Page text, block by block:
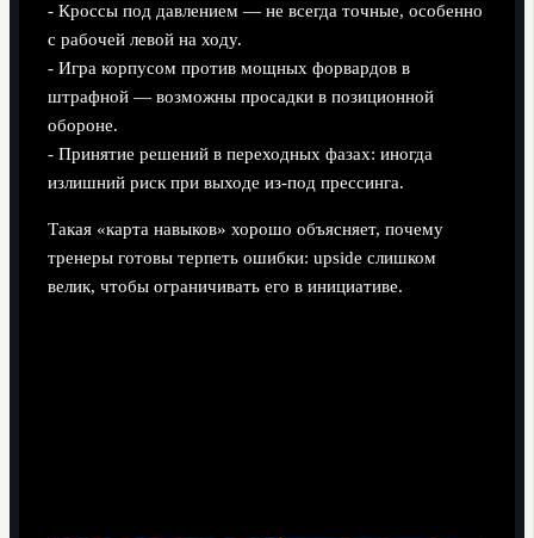
- Кроссы под давлением — не всегда точные, особенно
с рабочей левой на ходу.
- Игра корпусом против мощных форвардов в
штрафной — возможны просадки в позиционной
обороне.
- Принятие решений в переходных фазах: иногда
излишний риск при выходе из‑под прессинга.
Такая «карта навыков» хорошо объясняет, почему
тренеры готовы терпеть ошибки: upside слишком
велик, чтобы ограничивать его в инициативе.